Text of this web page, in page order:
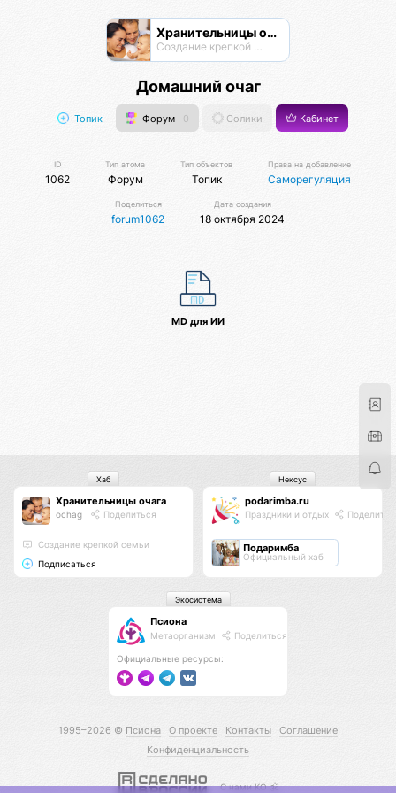
Хранительницы очага
Создание крепкой семьи
Домашний очаг
Топик Форум 0 Солики Кабинет
ID
1062
Тип атома
Форум
Тип объектов
Топик
Права на добавление
Саморегуляция
Поделиться
forum1062
Дата создания
18 октября 2024
MD для ИИ
Хранительницы очага
ochag Поделиться
Создание крепкой семьи
Подписаться
Хаб
podarimba.ru
Праздники и отдых
Подаримба
Официальный хаб
Нексус
Псиона
Метаорганизм Поделиться
Официальные ресурсы:
Экосистема
1995–2026 © Псиона О проекте Контакты
Соглашение
Конфиденциальность
С нами КО 🕉️